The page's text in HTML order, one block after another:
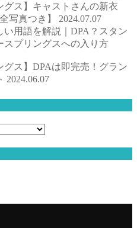
グス】キャストさんの新衣
写真つき】 2024.07.07
い用語を解説｜DPA？スタン
スプリングスへの入り方
グス】DPAは即完売！グラン
2024.06.07